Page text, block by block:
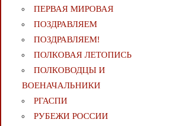
ПЕРВАЯ МИРОВАЯ
ПОЗДРАВЛЯЕМ
ПОЗДРАВЛЯЕМ!
ПОЛКОВАЯ ЛЕТОПИСЬ
ПОЛКОВОДЦЫ И
ВОЕНАЧАЛЬНИКИ
РГАСПИ
РУБЕЖИ РОССИИ